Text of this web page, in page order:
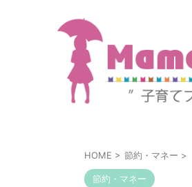
HOME > 節約・マネー >
節約・マネー